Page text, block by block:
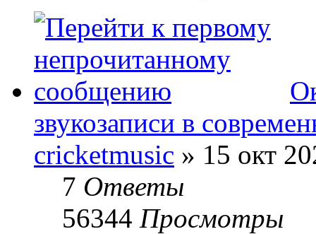
звукозаписи в
cricketmusic » 15 окт
7 Ответы
56344 Просмотры